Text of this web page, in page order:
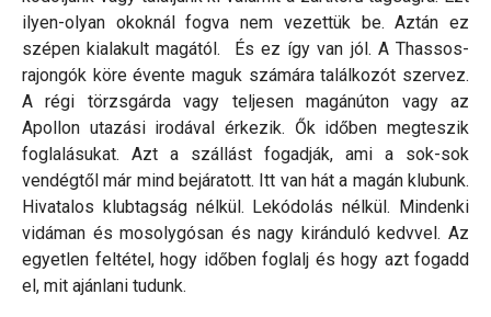
ilyen-olyan okoknál fogva nem vezettük be. Aztán ez
szépen kialakult magától. És ez így van jól. A Thassos-
rajongók köre évente maguk számára találkozót szervez.
A régi törzsgárda vagy teljesen magánúton vagy az
Apollon utazási irodával érkezik. Ők időben megteszik
foglalásukat. Azt a szállást fogadják, ami a sok-sok
vendégtől már mind bejáratott. Itt van hát a magán klubunk.
Hivatalos klubtagság nélkül. Lekódolás nélkül. Mindenki
vidáman és mosolygósan és nagy kiránduló kedvvel. Az
egyetlen feltétel, hogy időben foglalj és hogy azt fogadd
el, mit ajánlani tudunk.